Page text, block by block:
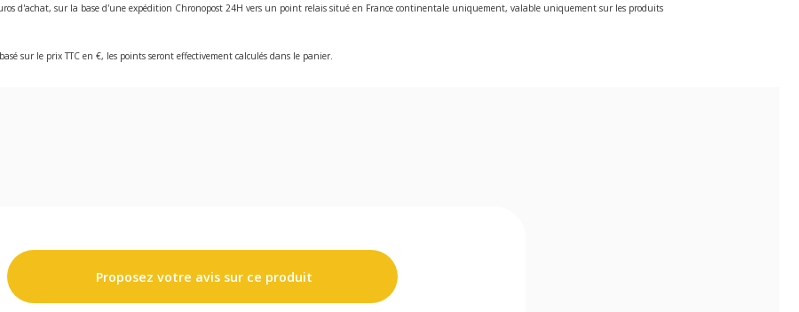
d'achat, sur la base d'une expédition Chronopost 24H vers un point relais situé en France continentale uniquement, valable uniquement sur les produits
sur le prix TTC en €, les points seront effectivement calculés dans le panier.
Proposez votre avis sur ce produit